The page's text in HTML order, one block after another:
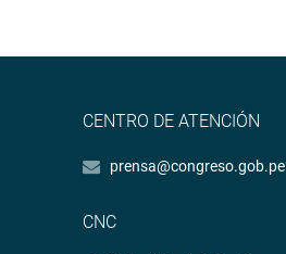
CENTRO DE ATENCIÓN
prensa@congreso.gob.pe
CNC